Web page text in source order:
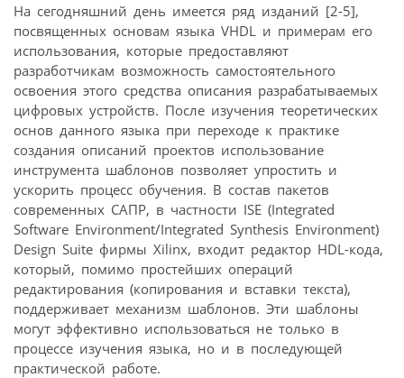
На сегодняшний день имеется ряд изданий [2-5],
посвященных основам языка VHDL и примерам его
использования, которые предоставляют
разработчикам возможность самостоятельного
освоения этого средства описания разрабатываемых
цифровых устройств. После изучения теоретических
основ данного языка при переходе к практике
создания описаний проектов использование
инструмента шаблонов позволяет упростить и
ускорить процесс обучения. В состав пакетов
современных САПР, в частности ISE (Integrated
Software Environment/Integrated Synthesis Environment)
Design Suite фирмы Xilinx, входит редактор HDL-кода,
который, помимо простейших операций
редактирования (копирования и вставки текста),
поддерживает механизм шаблонов. Эти шаблоны
могут эффективно использоваться не только в
процессе изучения языка, но и в последующей
практической работе.